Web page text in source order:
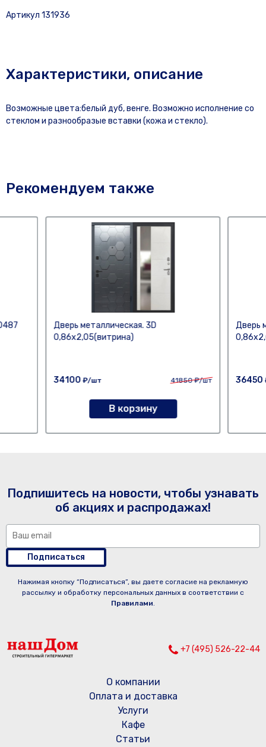
Артикул 131936
Характеристики, описание
Возможные цвета:белый дуб, венге. Возможно исполнение со
стеклом и разнообразые вставки (кожа и стекло).
Рекомендуем также
Дверь металлическая. 3D
0,86х2,05(витрина)
34100 ₽/шт 41850₽/шт
В корзину
Дверь
36450
Подпишитесь на новости, чтобы узнавать
об акциях и распродажах!
Подписаться
Нажимая кнопку “Подписаться”, вы даете согласие на рекламную
рассылку и обработку персональных данных в соответствии с
Правилами.
+7 (495) 526-22-44
О компании
Оплата и доставка
Услуги
Кафе
Статьи